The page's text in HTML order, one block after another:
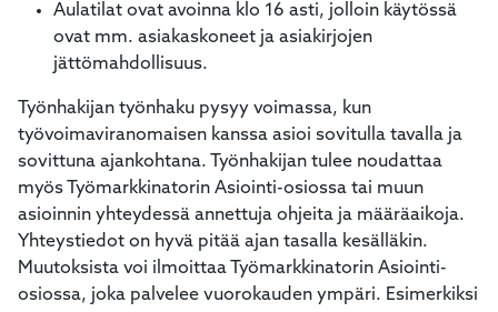
Aulatilat ovat avoinna klo 16 asti, jolloin käytössä
ovat mm. asiakaskoneet ja asiakirjojen
jättömahdollisuus.
Työnhakijan työnhaku pysyy voimassa, kun
työvoimaviranomaisen kanssa asioi sovitulla tavalla ja
sovittuna ajankohtana. Työnhakijan tulee noudattaa
myös Työmarkkinatorin Asiointi-osiossa tai muun
asioinnin yhteydessä annettuja ohjeita ja määräaikoja.
Yhteystiedot on hyvä pitää ajan tasalla kesälläkin.
Muutoksista voi ilmoittaa Työmarkkinatorin Asiointi-
osiossa, joka palvelee vuorokauden ympäri. Esimerkiksi